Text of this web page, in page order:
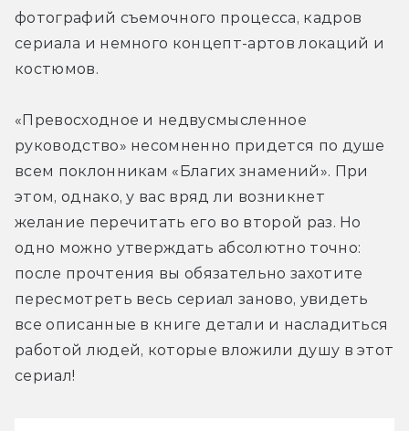
фотографий съемочного процесса, кадров
сериала и немного концепт-артов локаций и
костюмов.
«Превосходное и недвусмысленное
руководство» несомненно придется по душе
всем поклонникам «Благих знамений». При
этом, однако, у вас вряд ли возникнет
желание перечитать его во второй раз. Но
одно можно утверждать абсолютно точно:
после прочтения вы обязательно захотите
пересмотреть весь сериал заново, увидеть
все описанные в книге детали и насладиться
работой людей, которые вложили душу в этот
сериал!